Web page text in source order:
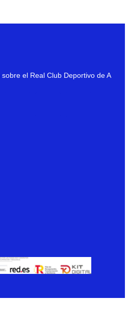
sobre el Real Club Deportivo de A